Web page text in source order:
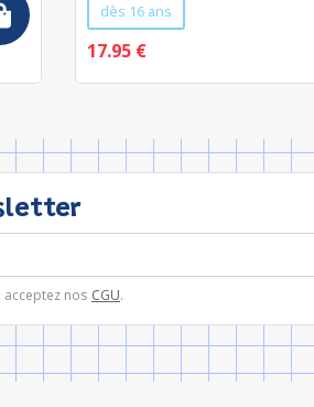
dès 16 ans
17.95 €
acceptez nos CGU.